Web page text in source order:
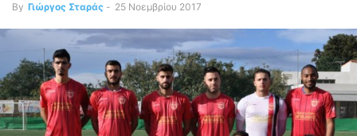
By Γιώργος Σταράς - 25 Νοεμβρίου 2017